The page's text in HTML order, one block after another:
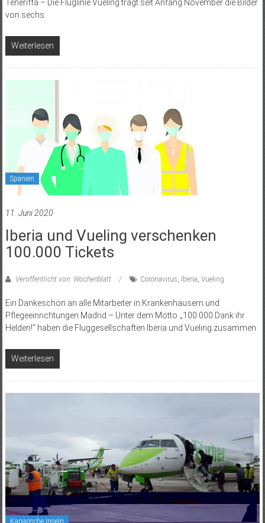
Teneriffa – Die Fluglinie Vueling trägt seit Anfang November die Bilder
von sechs
Weiterlesen
Spanien
11. Juni 2020
Iberia und Vueling verschenken
100.000 Tickets
Veröffentlicht von: Wochenblatt Coronavirus Iberia Vueling
Ein Dankeschön an alle Mitarbeiter in Krankenhäusern und
Pflegeeinrichtungen Madrid – Unter dem Motto „100.000 Dank ihr
Helden!“ haben die Fluggesellschaften Iberia und Vueling zusammen
Weiterlesen